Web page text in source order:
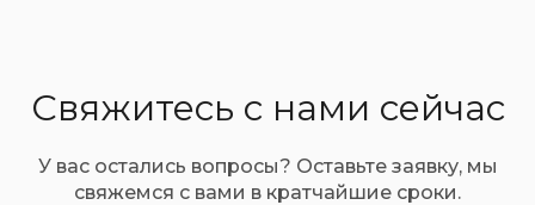
Свяжитесь с нами сейчас
У вас остались вопросы? Оставьте заявку, мы
свяжемся с вами в кратчайшие сроки.